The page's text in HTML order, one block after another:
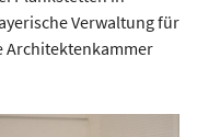
Verwaltung für
Architektenkammer